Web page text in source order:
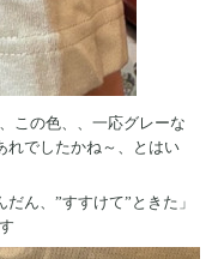
この色、、一応グレーな
れでしたかね～、とはい
ん、”すすけて”ときた」